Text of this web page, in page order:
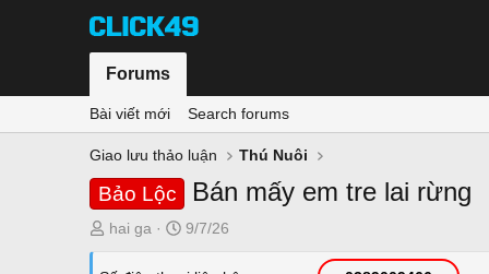
Forums
Bài viết mới Search forums
Giao lưu thảo luận Thú Nuôi
Bảo Lộc Bán mấy em tre lai rừng
T
hai ga
N
9/7/26